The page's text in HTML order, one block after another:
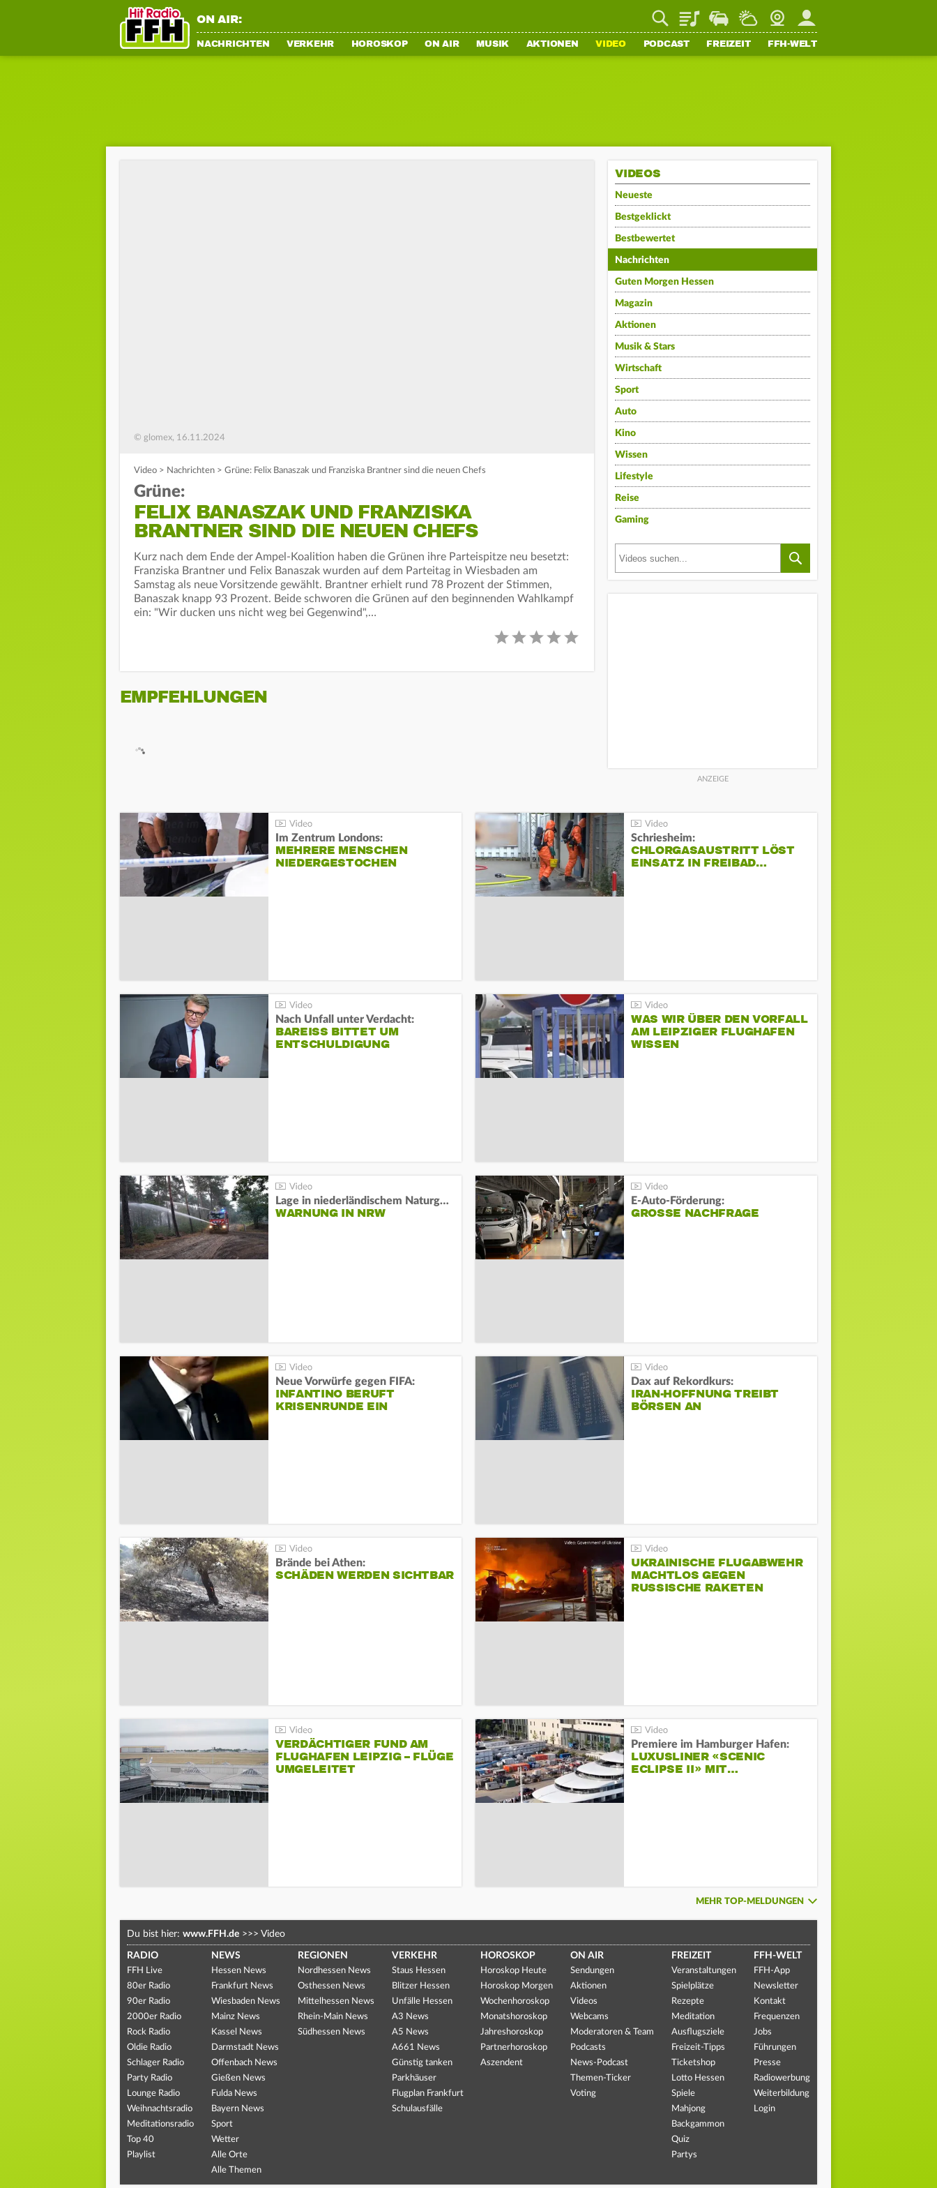
ON AIR: PlaylistStaupilotWetterWebcamMein FFH
NACHRICHTEN VERKEHR HOROSKOP ON AIR MUSIK AKTIONEN VIDEO PODCAST FREIZEIT FFH-WELT
© glomex, 16.11.2024
Video > Nachrichten > Grüne: Felix Banaszak und Franziska Brantner sind die neuen Chefs
Grüne:
FELIX BANASZAK UND FRANZISKA
BRANTNER SIND DIE NEUEN CHEFS
Kurz nach dem Ende der Ampel-Koalition haben die Grünen ihre Parteispitze neu besetzt:
Franziska Brantner und Felix Banaszak wurden auf dem Parteitag in Wiesbaden am
Samstag als neue Vorsitzende gewählt. Brantner erhielt rund 78 Prozent der Stimmen,
Banaszak knapp 93 Prozent. Beide schworen die Grünen auf den beginnenden Wahlkampf
ein: "Wir ducken uns nicht weg bei Gegenwind",…
EMPFEHLUNGEN
VIDEOS
Neueste
Bestgeklickt
Bestbewertet
Nachrichten
Guten Morgen Hessen
Magazin
Aktionen
Musik & Stars
Wirtschaft
Sport
Auto
Kino
Wissen
Lifestyle
Reise
Gaming
Im Zentrum Londons:
MEHRERE MENSCHEN
NIEDERGESTOCHEN
Schriesheim:
CHLORGASAUSTRITT LÖST
EINSATZ IN FREIBAD…
Nach Unfall unter Verdacht:
BAREISS BITTET UM E
NTSCHULDIGUNG
WAS WIR ÜBER DEN VORFALL
AM LEIPZIGER FLUGHAFEN
WISSEN
Lage in niederländischem Naturgebiet stabil
WARNUNG IN NRW
E-Auto-Förderung:
GROSSE NACHFRAGE
Neue Vorwürfe gegen FIFA:
INFANTINO BERUFT
KRISENRUNDE EIN
Dax auf Rekordkurs:
IRAN-HOFFNUNG TREIBT
BÖRSEN AN
Brände bei Athen:
SCHÄDEN WERDEN SICHTBAR
UKRAINISCHE FLUGABWEHR
MACHTLOS GEGEN
RUSSISCHE RAKETEN
VERDÄCHTIGER FUND AM
FLUGHAFEN LEIPZIG – FLÜGE
UMGELEITET
Premiere im Hamburger Hafen:
LUXUSLINER «SCENIC
ECLIPSE II» MIT…
MEHR TOP-MELDUNGEN
Du bist hier: www.FFH.de >>> Video
RADIO
FFH Live
80er Radio
90er Radio
2000er Radio
Rock Radio
Oldie Radio
Schlager Radio
Party Radio
Lounge Radio
Weihnachtsradio
Meditationsradio
Top 40
Playlist
NEWS
Hessen News
Frankfurt News
Wiesbaden News
Mainz News
Kassel News
Darmstadt News
Offenbach News
Gießen News
Fulda News
Bayern News
Sport
Wetter
Alle Orte
Alle Themen
REGIONEN
Nordhessen News
Osthessen News
Mittelhessen News
Rhein-Main News
Südhessen News
VERKEHR
Staus Hessen
Blitzer Hessen
Unfälle Hessen
A3 News
A5 News
A661 News
Günstig tanken
Parkhäuser
Flugplan Frankfurt
Schulausfälle
HOROSKOP
Horoskop Heute
Horoskop Morgen
Wochenhoroskop
Monatshoroskop
Jahreshoroskop
Partnerhoroskop
Aszendent
ON AIR
Sendungen
Aktionen
Videos
Webcams
Moderatoren & Team
Podcasts
News-Podcast
Themen-Ticker
Voting
FREIZEIT
Veranstaltungen
Spielplätze
Rezepte
Meditation
Ausflugsziele
Freizeit-Tipps
Ticketshop
Lotto Hessen
Spiele
Mahjong
Backgammon
Quiz
Partys
FFH-WELT
FFH-App
Newsletter
Kontakt
Frequenzen
Jobs
Führungen
Presse
Radiowerbung
Weiterbildung
Login